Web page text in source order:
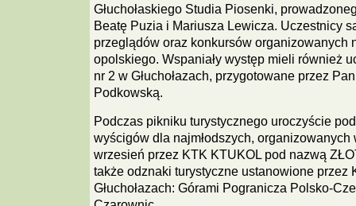
Głuchołaskiego Studia Piosenki,
Beatę Puzia i Mariusza Lewicza. Uczestnicy
przeglądów oraz konkursów organizowanych
opolskiego. Wspaniały występ mieli również
nr 2 w Głuchołazach, przygotowane przez
Podkowską.
Podczas pikniku turystycznego uroczyście
wyścigów dla najmłodszych, organizowanych
wrzesień przez KTK KTUKOL pod nazwą
także odznaki turystyczne ustanowione przez
Głuchołazach: Górami Pogranicza Polsko-